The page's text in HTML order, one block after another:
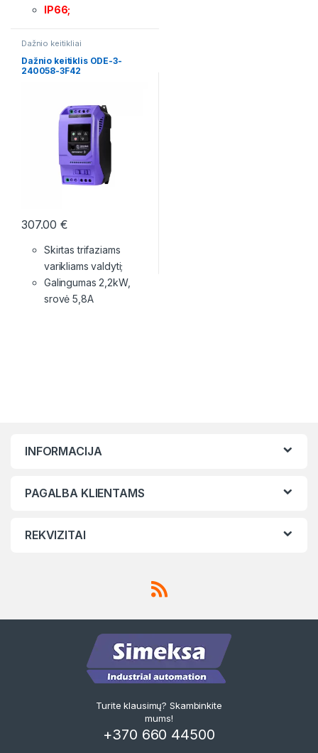
IP66;
Dažnio keitikliai
Dažnio keitiklis ODE-3-
240058-3F42
307.00€
Skirtas trifaziams
varikliams valdyti;
Galingumas 2,2kW,
srovė 5,8A
INFORMACIJA
PAGALBA KLIENTAMS
REKVIZITAI
Turite klausimų? Skambinkite
mums!
+370 660 44500